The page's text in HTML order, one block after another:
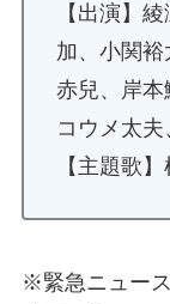
【出演】
加、小関
赤兒、岸本
コウメ太
【主題歌
※緊急ニュー